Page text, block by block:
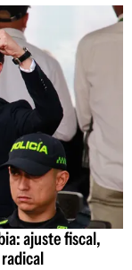
ajuste fiscal,